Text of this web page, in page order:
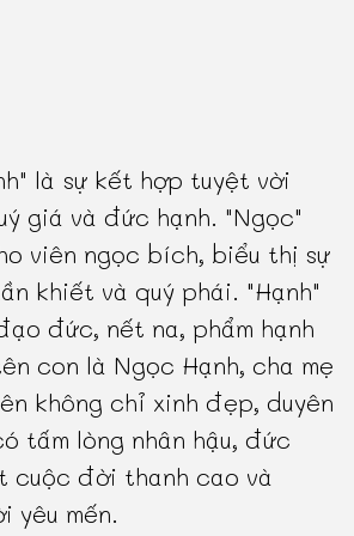
là sự kết hợp tuyệt vời
giá và đức hạnh. "Ngọc"
viên ngọc bích, biểu thị sự
khiết và quý phái. "Hạnh"
đức, nết na, phẩm hạnh
con là Ngọc Hạnh, cha mẹ
không chỉ xinh đẹp, duyên
tấm lòng nhân hậu, đức
cuộc đời thanh cao và
yêu mến.